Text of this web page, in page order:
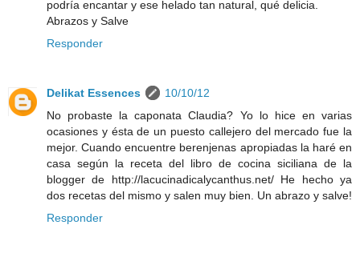
podría encantar y ese helado tan natural, qué delicia.
Abrazos y Salve
Responder
Delikat Essences
10/10/12
No probaste la caponata Claudia? Yo lo hice en varias
ocasiones y ésta de un puesto callejero del mercado fue la
mejor. Cuando encuentre berenjenas apropiadas la haré en
casa según la receta del libro de cocina siciliana de la
blogger de http://lacucinadicalycanthus.net/ He hecho ya
dos recetas del mismo y salen muy bien. Un abrazo y salve!
Responder